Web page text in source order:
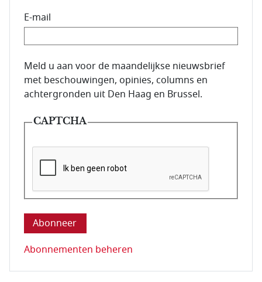
E-mail
E-mailadres van de abonnee.
Meld u aan voor de maandelijkse nieuwsbrief
met beschouwingen, opinies, columns en
achtergronden uit Den Haag en Brussel.
CAPTCHA
Deze vraag is om te controleren dat u een mens
Abonnementen beheren